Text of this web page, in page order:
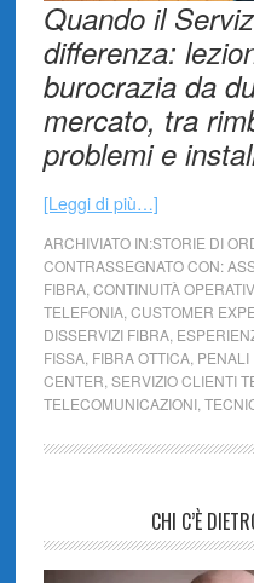
Quando il
differenza:
burocrazia da
mercato, tra
problemi e
[Leggi di più…]
ARCHIVIATO IN:STORIE DI
CONTRASSEGNATO CON:
FIBRA, CONTINUITÀ
TELEFONIA, CUSTOMER
DISSERVIZI FIBRA,
FISSA, FIBRA OTTICA, PENALI
CENTER SERVIZIO CLIENTI
TELECOMUNICAZIONI,
CHI C’È